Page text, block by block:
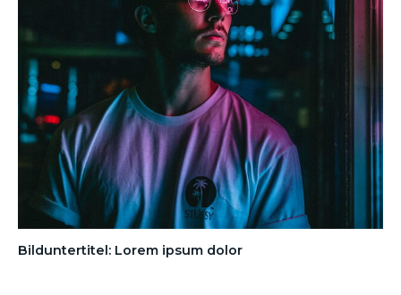
Bilduntertitel: Lorem ipsum dolor